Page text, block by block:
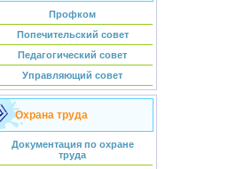
Профком
Попечительский совет
Педагогический совет
Управляющий совет
Охрана труда
Документация по охране
труда